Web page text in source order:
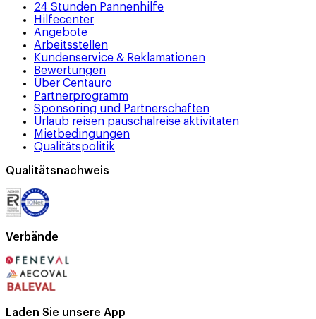
24 Stunden Pannenhilfe
Hilfecenter
Angebote
Arbeitsstellen
Kundenservice & Reklamationen
Bewertungen
Über Centauro
Partnerprogramm
Sponsoring und Partnerschaften
Urlaub reisen pauschalreise aktivitaten
Mietbedingungen
Qualitätspolitik
Qualitätsnachweis
Verbände
Laden Sie unsere App